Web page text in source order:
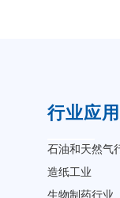
行业应用
石油和天然气
造纸工业
生物制药行业